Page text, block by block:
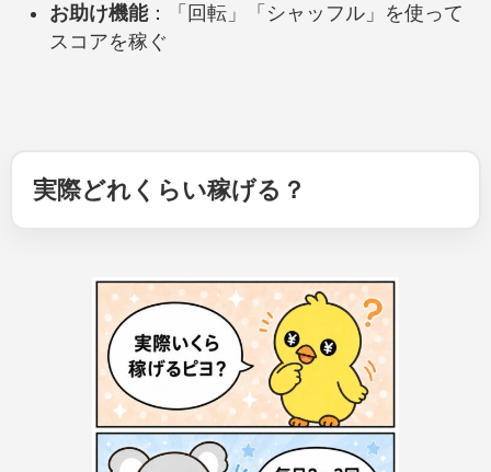
お助け機能：「回転」「シャッフル」を使って
スコアを稼ぐ
実際どれくらい稼げる？